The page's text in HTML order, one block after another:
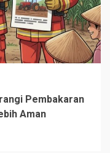
Pembakaran
Aman